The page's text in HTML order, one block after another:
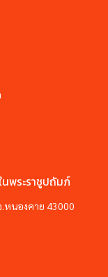
พระราชูปถัมภ์
หนองคาย 43000